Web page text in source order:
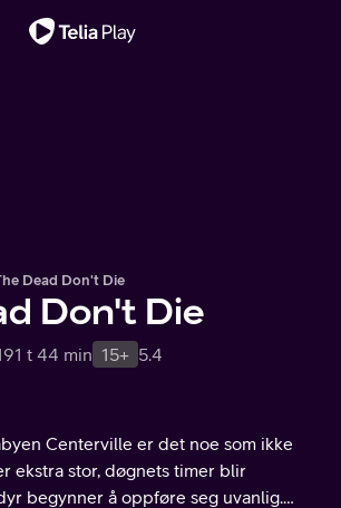
Dead Don't Die
Don't Die
1 t 44 min 15+ 5.4
Centerville er det noe som ikke
ekstra stor, døgnets timer blir
begynner å oppføre seg uvanlig.